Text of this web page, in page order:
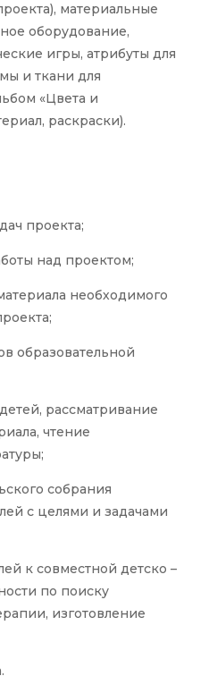
материальные
оборудование,
игры, атрибуты для
и ткани для
«Цвета и
раскраски).
проекта;
над проектом;
необходимого
образовательной
рассматривание
чтение
собрания
с целями и задачами
к совместной детско –
по поиску
изготовление